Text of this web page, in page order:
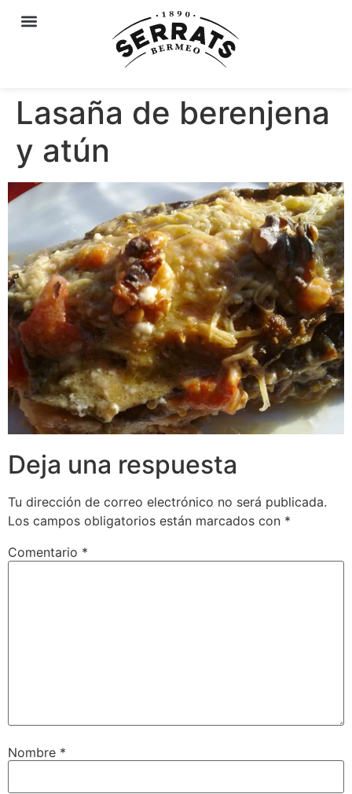
Lasaña de berenjena
y atún
Deja una respuesta
Tu dirección de correo electrónico no será publicada.
Los campos obligatorios están marcados con *
Comentario *
Nombre *